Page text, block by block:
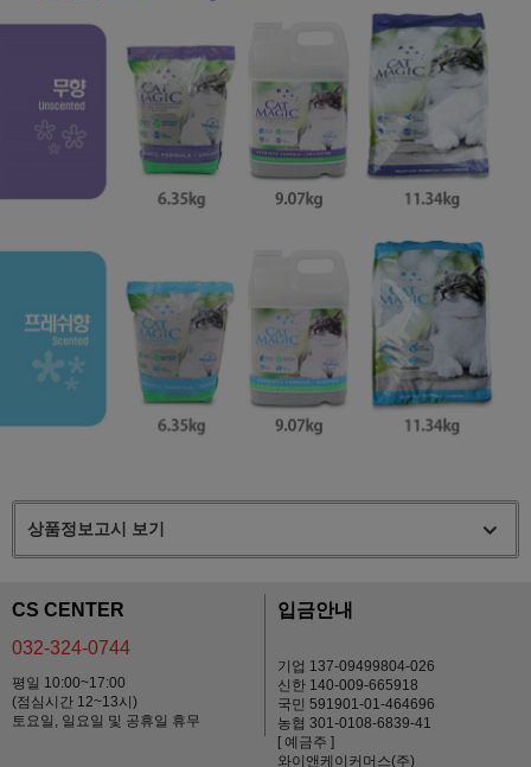
상품정보고시 보기
CS CENTER
032-324-0744
평일 10:00~17:00
(점심시간 12~13시)
토요일, 일요일 및 공휴일 휴무
입금안내
기업 137-09499804-026
신한 140-009-665918
국민 591901-01-464696
농협 301-0108-6839-41
[ 예금주 ]
와이앤케이커머스(주)